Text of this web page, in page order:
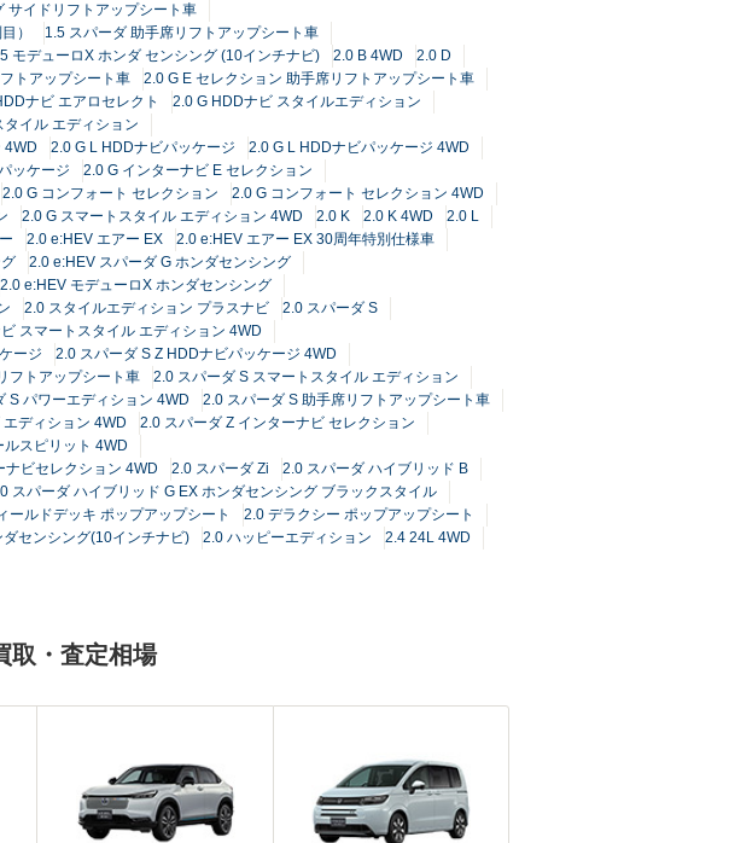
サイドリフトアップシート車
）
1.5 スパーダ 助手席リフトアップシート車
モデューロX ホンダ センシング (10インチナビ) 2.0 B 4WD
2.0 D
トアップシート車
2.0 G E セレクション 助手席リフトアップシート車
ナビ エアロセレクト
2.0 G HDDナビ スタイルエディション
イル エディション
4WD 2.0 G L HDDナビパッケージ
2.0 G L HDDナビパッケージ 4WD
ッケージ
2.0 G インターナビ E セレクション
2.0 G コンフォート セレクション
2.0 G コンフォート セレクション 4WD
2.0 G スマートスタイル エディション 4WD 2.0 K 2.0 K 4WD
2.0 L
2.0 e:HEV エアー EX
2.0 e:HEV エアー EX 30周年特別仕様車
2.0 e:HEV スパーダ G ホンダセンシング
2.0 e:HEV モデューロX ホンダセンシング
2.0 スタイルエディション プラスナビ
2.0 スパーダ S
スマートスタイル エディション 4WD
ージ
2.0 スパーダ S Z HDDナビパッケージ 4WD
フトアップシート車
2.0 スパーダ S スマートスタイル エディション
S パワーエディション 4WD
2.0 スパーダ S 助手席リフトアップシート車
ディション 4WD
2.0 スパーダ Z インターナビ セレクション
スピリット 4WD
ビセレクション 4WD 2.0 スパーダ Zi
2.0 スパーダ ハイブリッド B
スパーダ ハイブリッド G EX ホンダセンシング ブラックスタイル
ールドデッキ ポップアップシート
2.0 デラクシー ポップアップシート
センシング(10インチナビ) 2.0 ハッピーエディション
2.4 24L 4WD
取・査定相場